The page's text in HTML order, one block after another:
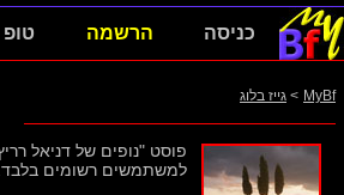
כניסה הרשמה טופ
MyBf
> גייז בלוג
למשתמשים רשומים בלבד.